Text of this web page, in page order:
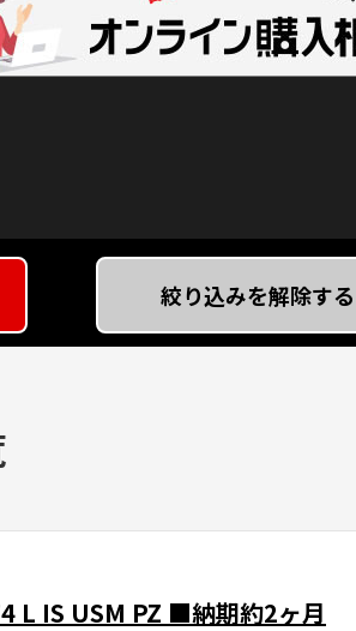
絞り込みを解除する
絞り込む
L IS USM PZ ■納期約2ヶ月